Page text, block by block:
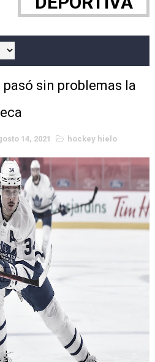
League 2026 - CEBL Finals
2026 - Week 10
season
y Tavion Heights ponen fin
Chelsea Green, Chad
de MTB 2026 (Monteceneri,
de remo 2026 (Varese, Italia)
2026 (Tokio, Japón) -
el último Impact! con Jason
(Hong Kong) - La
sin problemas la
14, 2021 hockey hielo